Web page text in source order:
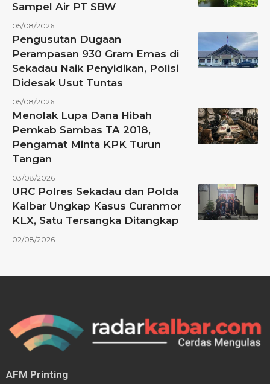
Sampel Air PT SBW
05/08/2026
Pengusutan Dugaan
Perampasan 930 Gram Emas di
Sekadau Naik Penyidikan, Polisi
Didesak Usut Tuntas
05/08/2026
Menolak Lupa Dana Hibah
Pemkab Sambas TA 2018,
Pengamat Minta KPK Turun
Tangan
03/08/2026
URC Polres Sekadau dan Polda
Kalbar Ungkap Kasus Curanmor
KLX, Satu Tersangka Ditangkap
02/08/2026
AFM Printing